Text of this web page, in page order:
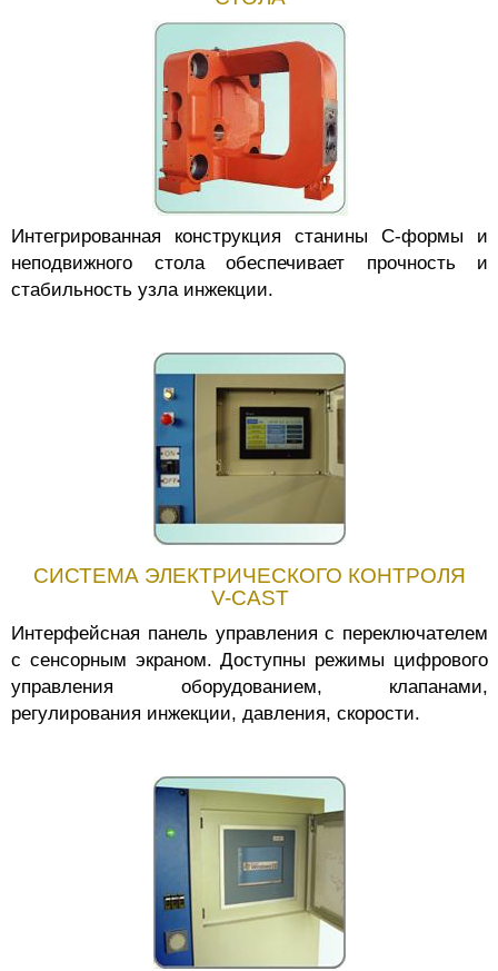
Интегрированная конструкция станины С-формы и
неподвижного стола обеспечивает прочность и
стабильность узла инжекции.
СИСТЕМА ЭЛЕКТРИЧЕСКОГО КОНТРОЛЯ
V-CAST
Интерфейсная панель управления с переключателем
с сенсорным экраном. Доступны режимы цифрового
управления оборудованием, клапанами,
регулирования инжекции, давления, скорости.